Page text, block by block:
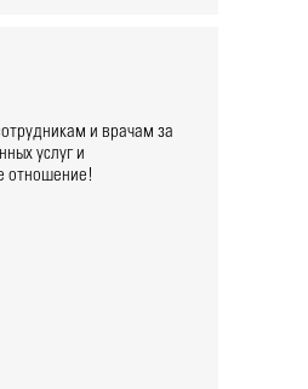
и врачам за
услуг и
отношение!